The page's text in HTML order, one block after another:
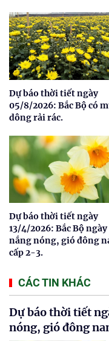
Dự báo thời tiết ngày
05/8/2026: Bắc Bộ có
dông rải rác.
Dự báo thời tiết ngày
13/4/2026: Bắc Bộ ngày
nắng nóng, gió đông
cấp 2-3.
CÁC TIN KHÁC
Dự báo thời tiết
nóng, gió đông